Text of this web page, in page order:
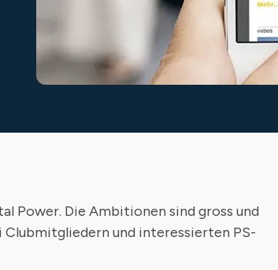
Power. Die Ambitionen sind gross und
und interessierten PS-